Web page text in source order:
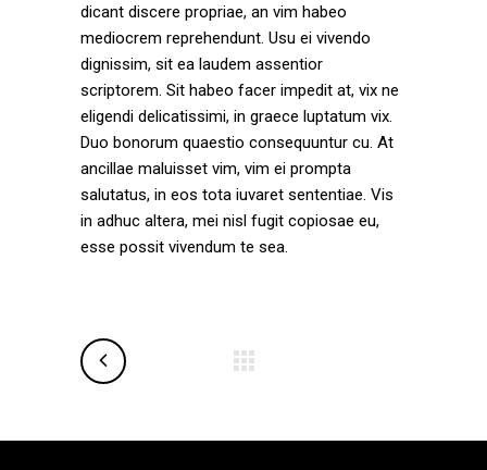
dicant discere propriae, an vim habeo
mediocrem reprehendunt. Usu ei vivendo
dignissim, sit ea laudem assentior
scriptorem. Sit habeo facer impedit at, vix ne
eligendi delicatissimi, in graece luptatum vix.
Duo bonorum quaestio consequuntur cu. At
ancillae maluisset vim, vim ei prompta
salutatus, in eos tota iuvaret sententiae. Vis
in adhuc altera, mei nisl fugit copiosae eu,
esse possit vivendum te sea.